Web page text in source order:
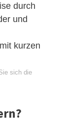
durch
und
kurzen
sich die